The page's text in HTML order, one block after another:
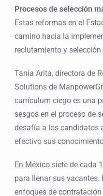
Procesos de selección
Estas reformas en el
camino hacia la
reclutamiento y
Tania Arita, directora de
Solutions de
currículum ciego es una
sesgos en el proceso de
desafía a los candidatos
efectivo sus
En México siete de cada
para llenar sus
enfoques de